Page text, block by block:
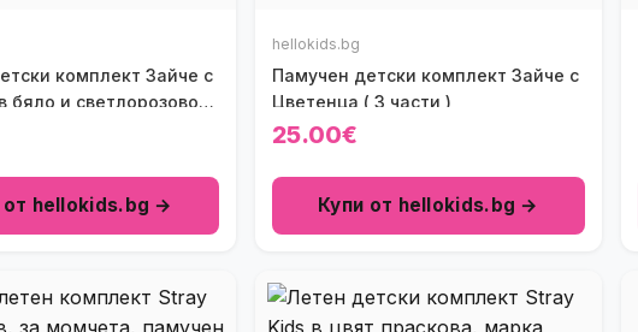
комплект Зайче с
бяло и светлорозово
от hellokids.bg →
hellokids.bg
Памучен детски комплект Зайче с
Цветенца ( 3 части )
25.00€
Купи от hellokids.bg →